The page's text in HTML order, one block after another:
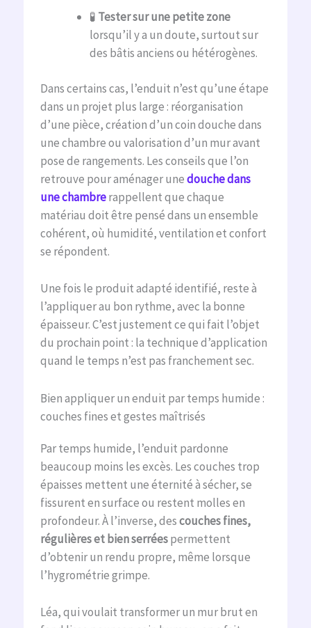
🧪 Tester sur une petite zone
lorsqu’il y a un doute, surtout sur
des bâtis anciens ou hétérogènes.
Dans certains cas, l’enduit n’est qu’une étape
dans un projet plus large : réorganisation
d’une pièce, création d’un coin douche dans
une chambre ou valorisation d’un mur avant
pose de rangements. Les conseils que l’on
retrouve pour aménager unedouche dans
une chambrerappellent que chaque
matériau doit être pensé dans un ensemble
cohérent, où humidité, ventilation et confort
se répondent.
Une fois le produit adapté identifié, reste à
l’appliquer au bon rythme, avec la bonne
épaisseur. C’est justement ce qui fait l’objet
du prochain point : la technique d’application
quand le temps n’est pas franchement sec.
Bien appliquer un enduit par temps humide :
couches fines et gestes maîtrisés
Par temps humide, l’enduit pardonne
beaucoup moins les excès. Les couches trop
épaisses mettent une éternité à sécher, se
fissurent en surface ou restent molles en
profondeur. À l’inverse, descouches fines,
régulières et bien serréespermettent
d’obtenir un rendu propre, même lorsque
l’hygrométrie grimpe.
Léa, qui voulait transformer un mur brut en